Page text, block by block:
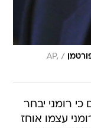
/
AP,
כי רומני יבחר
עצמו אוחז